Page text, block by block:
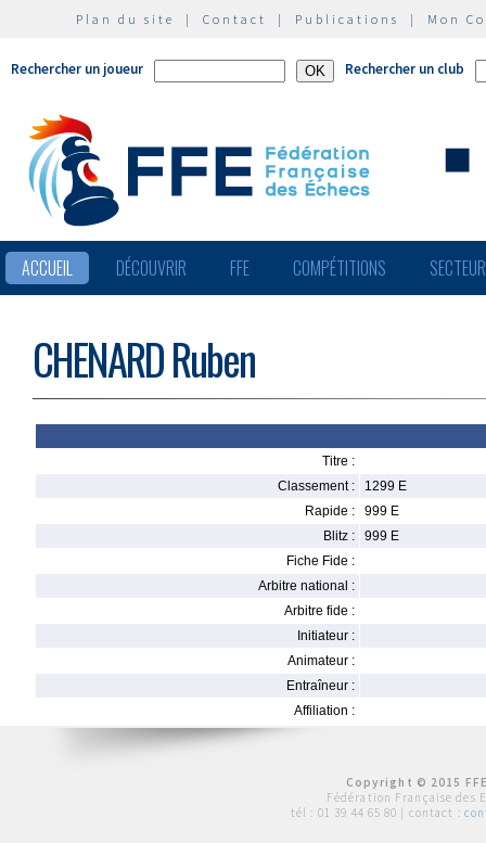
Plan du site | Contact | Publications | Mon
Rechercher un joueur Rechercher un club
ACCUEIL DÉCOUVRIR FFE COMPÉTITIONS
CHENARD Ruben
Titre :
Classement :
1299 E
Rapide :
999 E
Blitz :
999 E
Fiche Fide :
Arbitre national :
Arbitre fide :
Initiateur :
Animateur :
Entraîneur :
Affiliation :
Copyright © 2015
Fédération Française des
tél : 01 39 44 65 80 | contact :